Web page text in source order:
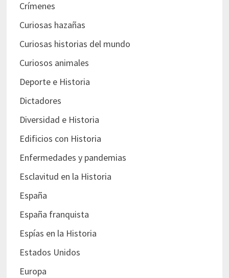
Crímenes
Curiosas hazañas
Curiosas historias del mundo
Curiosos animales
Deporte e Historia
Dictadores
Diversidad e Historia
Edificios con Historia
Enfermedades y pandemias
Esclavitud en la Historia
España
España franquista
Espías en la Historia
Estados Unidos
Europa